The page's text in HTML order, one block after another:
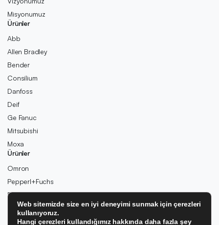
Misyonumuz
Ürünler
Abb
Allen Bradley
Bender
Consilium
Danfoss
Deif
Ge Fanuc
Mitsubishi
Moxa
Ürünler
Omron
Pepperl+Fuchs
Pilz
Rexroth
Rolls-Royce
Web sitemizde size en iyi deneyimi sunmak için çerezleri
kullanıyoruz.
Hangi çerezleri kullandığımız hakkında daha fazla şey